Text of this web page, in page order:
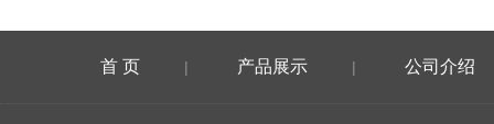
首 页 | 产品展示 | 公司介绍